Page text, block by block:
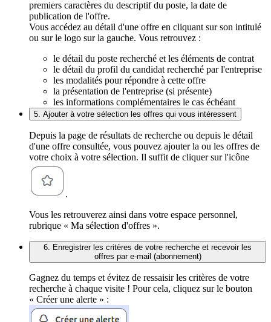
premiers caractères du descriptif du poste, la date de
publication de l'offre.
Vous accédez au détail d'une offre en cliquant sur son intitulé
ou sur le logo sur la gauche. Vous retrouvez :
le détail du poste recherché et les éléments de contrat
le détail du profil du candidat recherché par l'entreprise
les modalités pour répondre à cette offre
la présentation de l'entreprise (si présente)
les informations complémentaires le cas échéant
5. Ajouter à votre sélection les offres qui vous intéressent
Depuis la page de résultats de recherche ou depuis le détail
d'une offre consultée, vous pouvez ajouter la ou les offres de
votre choix à votre sélection. Il suffit de cliquer sur l'icône
.
Vous les retrouverez ainsi dans votre espace personnel,
rubrique « Ma sélection d'offres ».
6. Enregistrer les critères de votre recherche et recevoir les
offres par e-mail (abonnement)
Gagnez du temps et évitez de ressaisir les critères de votre
recherche à chaque visite ! Pour cela, cliquez sur le bouton
« Créer une alerte » :